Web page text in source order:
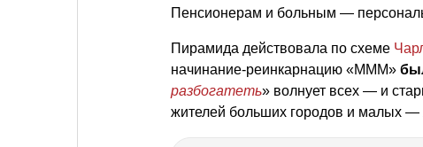
Пенсионерам и больным —
Пирамида действовала по схеме
начинание-реинкарнацию «МММ»
разбогатеть» волнует всех — и
жителей больших городов и малых —